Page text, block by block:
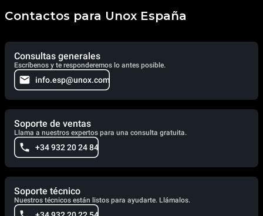
Contactos para Unox España
Consultas generales
Escríbenos y te responderemos lo antes posible.
info.esp@unox.com
Soporte de ventas
Llama a nuestros expertos para una consulta gratuita.
+34 932 20 24 84
Soporte técnico
Nuestros técnicos están listos para ayudarte. Llámalos.